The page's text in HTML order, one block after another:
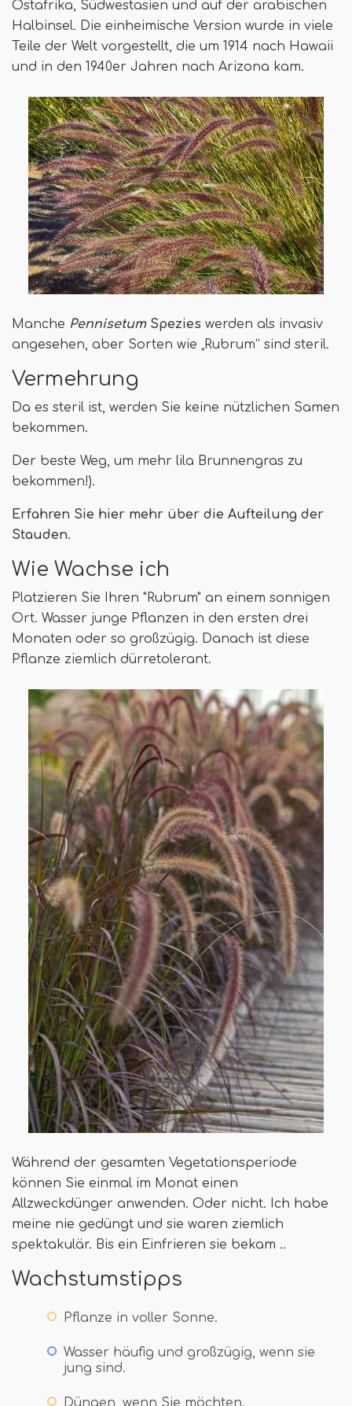
Ostafrika, Südwestasien und auf der arabischen
Halbinsel. Die einheimische Version wurde in viele
Teile der Welt vorgestellt, die um 1914 nach Hawaii
und in den 1940er Jahren nach Arizona kam.
Manche PennisetumSpezies werden als invasiv
angesehen, aber Sorten wie „Rubrum“ sind steril.
Vermehrung
Da es steril ist, werden Sie keine nützlichen Samen
bekommen.
Der beste Weg, um mehr lila Brunnengras zu
bekommen!).
Erfahren Sie hier mehr über die Aufteilung der
Stauden.
Wie Wachse ich
Platzieren Sie Ihren "Rubrum" an einem sonnigen
Ort. Wasser junge Pflanzen in den ersten drei
Monaten oder so großzügig. Danach ist diese
Pflanze ziemlich dürretolerant.
Während der gesamten Vegetationsperiode
können Sie einmal im Monat einen
Allzweckdünger anwenden. Oder nicht. Ich habe
meine nie gedüngt und sie waren ziemlich
spektakulär. Bis ein Einfrieren sie bekam ..
Wachstumstipps
Pflanze in voller Sonne.
Wasser häufig und großzügig, wenn sie
jung sind.
Düngen, wenn Sie möchten.